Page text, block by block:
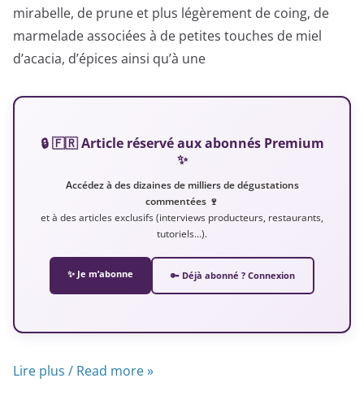
mirabelle, de prune et plus légèrement de coing, de
marmelade associées à de petites touches de miel
d’acacia, d’épices ainsi qu’à une
🔒 🇫🇷 Article réservé aux abonnés Premium
✨
Accédez à des dizaines de milliers de dégustations
commentées 🍷
et à des articles exclusifs (interviews producteurs, restaurants,
tutoriels…).
✨ Je m’abonne 🔑 Déjà abonné ? Connexion
Lire plus / Read more »